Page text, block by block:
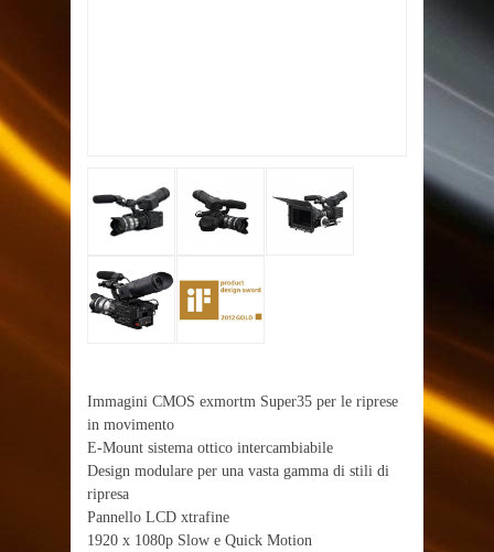
Immagini CMOS exmortm Super35 per le riprese
in movimento
E-Mount sistema ottico intercambiabile
Design modulare per una vasta gamma di stili di
ripresa
Pannello LCD xtrafine
1920 x 1080p Slow e Quick Motion